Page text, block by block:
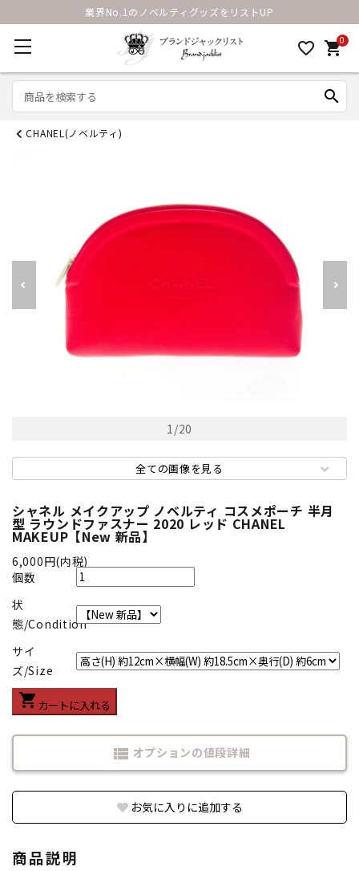
業界No.1のノベルティグッズをリストUP
favorite_border 0
shopping_cart
search
CHANEL(ノベルティ)
1/20
全ての画像を見る
シャネル メイクアップ ノベルティ コスメポーチ 半月
型 ラウンドファスナー 2020 レッド CHANEL
MAKEUP【New 新品】
6,000円(内税)
個数
状
態/Condition
サイ
ズ/Size
shopping_cart カートに入れる
view_list オプションの値段詳細
お気に入りに追加する
商品説明